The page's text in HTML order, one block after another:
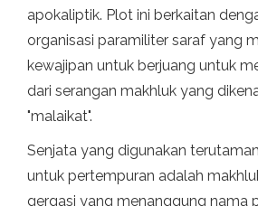
apokaliptik. Plot ini berkaitan
organisasi paramiliter saraf yang
kewajipan untuk berjuang untuk
dari serangan makhluk yang
"malaikat".
Senjata yang digunakan
untuk pertempuran adalah
gergasi yang menanggung nama